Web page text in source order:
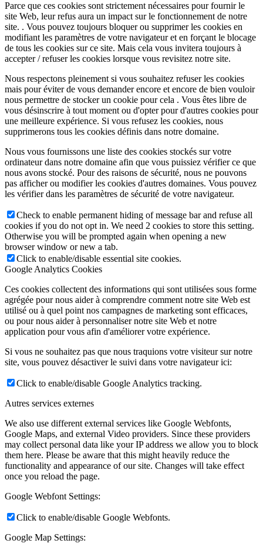
Parce que ces cookies sont strictement nécessaires pour fournir le
site Web, leur refus aura un impact sur le fonctionnement de notre
site. . Vous pouvez toujours bloquer ou supprimer les cookies en
modifiant les paramètres de votre navigateur et en forçant le blocage
de tous les cookies sur ce site. Mais cela vous invitera toujours à
accepter / refuser les cookies lorsque vous revisitez notre site.
Nous respectons pleinement si vous souhaitez refuser les cookies
mais pour éviter de vous demander encore et encore de bien vouloir
nous permettre de stocker un cookie pour cela . Vous êtes libre de
vous désinscrire à tout moment ou d'opter pour d'autres cookies pour
une meilleure expérience. Si vous refusez les cookies, nous
supprimerons tous les cookies définis dans notre domaine.
Nous vous fournissons une liste des cookies stockés sur votre
ordinateur dans notre domaine afin que vous puissiez vérifier ce que
nous avons stocké. Pour des raisons de sécurité, nous ne pouvons
pas afficher ou modifier les cookies d'autres domaines. Vous pouvez
les vérifier dans les paramètres de sécurité de votre navigateur.
Check to enable permanent hiding of message bar and refuse all
cookies if you do not opt in. We need 2 cookies to store this setting.
Otherwise you will be prompted again when opening a new
browser window or new a tab.
Click to enable/disable essential site cookies.
Google Analytics Cookies
Ces cookies collectent des informations qui sont utilisées sous forme
agrégée pour nous aider à comprendre comment notre site Web est
utilisé ou à quel point nos campagnes de marketing sont efficaces,
ou pour nous aider à personnaliser notre site Web et notre
application pour vous afin d'améliorer votre expérience.
Si vous ne souhaitez pas que nous traquions votre visiteur sur notre
site, vous pouvez désactiver le suivi dans votre navigateur ici:
Click to enable/disable Google Analytics tracking.
Autres services externes
We also use different external services like Google Webfonts,
Google Maps, and external Video providers. Since these providers
may collect personal data like your IP address we allow you to block
them here. Please be aware that this might heavily reduce the
functionality and appearance of our site. Changes will take effect
once you reload the page.
Google Webfont Settings:
Click to enable/disable Google Webfonts.
Google Map Settings: